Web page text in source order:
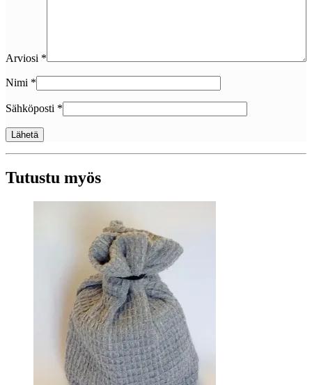
Arviosi *
Nimi *
Sähköposti *
Tutustu myös